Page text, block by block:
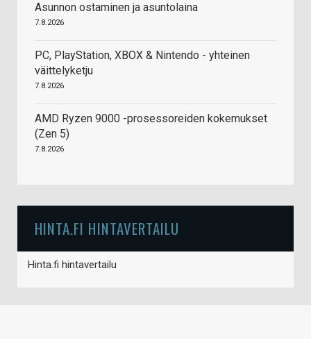
Asunnon ostaminen ja asuntolaina
7.8.2026
PC, PlayStation, XBOX & Nintendo - yhteinen
väittelyketju
7.8.2026
AMD Ryzen 9000 -prosessoreiden kokemukset
(Zen 5)
7.8.2026
HINTA.FI HINTAVERTAILU
Hinta.fi hintavertailu